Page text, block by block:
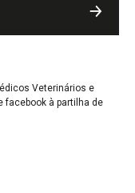
Veterinários e
facebook à partilha de